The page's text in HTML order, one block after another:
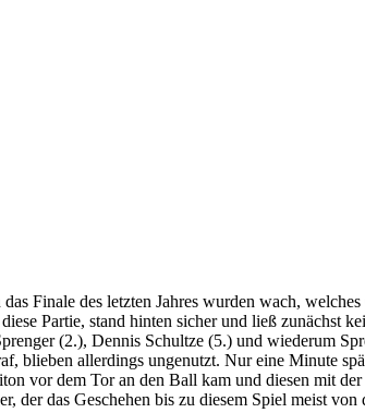
Finale des letzten Jahres wurden wach,
Partie, stand hinten sicher und ließ zunächst
(2.), Dennis Schultze (5.) und wiederum
blieben allerdings ungenutzt. Nur eine Minute
vor dem Tor an den Ball kam und diesen mit
der das Geschehen bis zu diesem Spiel meist